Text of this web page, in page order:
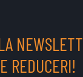
REDUCERI!